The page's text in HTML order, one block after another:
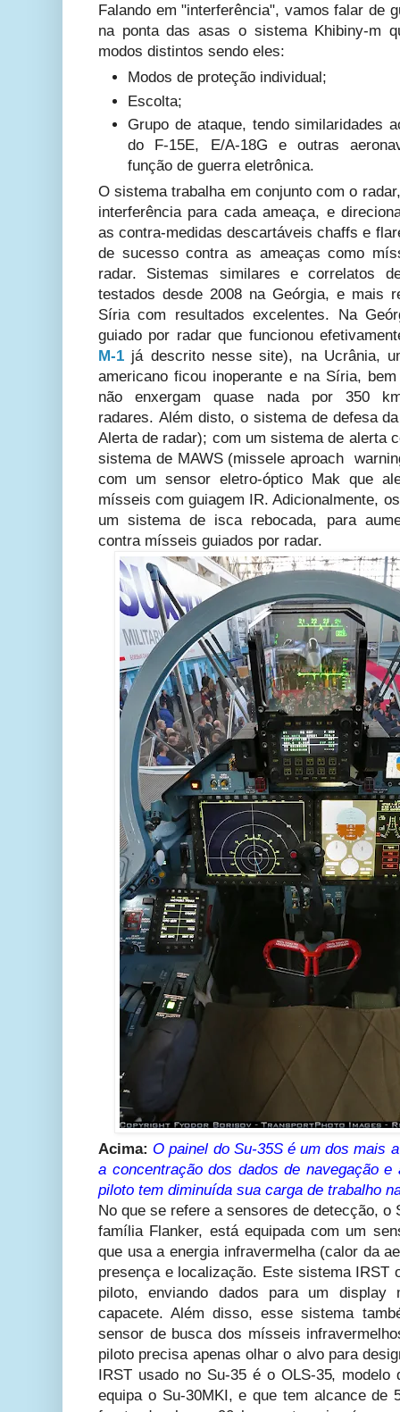
Falando em "interferência", vamos falar de
na ponta das asas o sistema Khibiny-m
modos distintos sendo eles:
Modos de proteção individual;
Escolta;
Grupo de ataque, tendo similaridades
do F-15E, E/A-18G e outras
função de guerra eletrônica.
O sistema trabalha em conjunto com o
interferência para cada ameaça, e
as contra-medidas descartáveischaffs e
de sucesso contra as ameaças como
radar. Sistemas similares e correlatos
testados desde 2008 na Geórgia, e mais
Síria com resultados excelentes. Na
guiado por radar que funcionou
M-1 já descrito nesse site), na Ucrânia,
americano ficou inoperante e na Síria,
não enxergam quase nada por 350
radares. Além disto, o sistema de defesa
Alerta de radar); com um sistema de alerta
sistema de MAWS (missele aproach
com um sensor eletro-óptico Mak que
mísseis com guiagem IR. Adicionalmente,
um sistema de isca rebocada, para
contra mísseis guiados por radar.
Acima: O painel do Su-35S é um dos mais
a concentração dos dados de navegação
piloto tem diminuída sua carga de trabalho
No que se refere a sensores de detecção,
família Flanker, está equipada com um
que usa a energia infravermelha (calor da
presença e localização. Este sistema IRST
piloto, enviando dados para um display
capacete. Além disso, esse sistema
sensor de busca dos mísseis
piloto precisa apenas olhar o alvo para
IRST usado no Su-35 é o OLS-35,
equipa o Su-30MKI, e que tem alcance de